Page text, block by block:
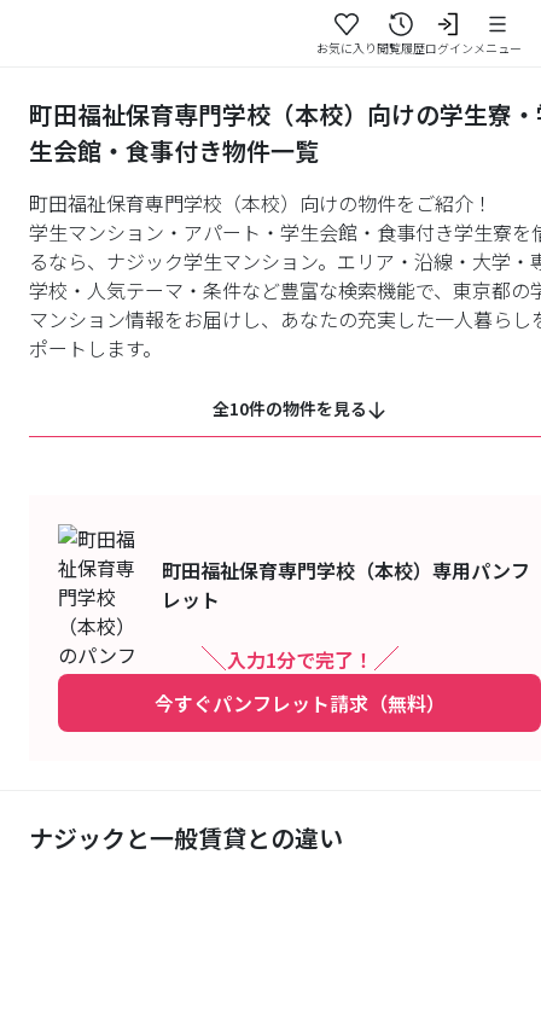
お気に入り閲覧履歴ログインメニュー
町田福祉保育専門学校（本校）向けの学生寮
生会館・食事付き物件一覧
町田福祉保育専門学校（本校）向けの物件をご紹介！
学生マンション・アパート・学生会館・食事付き学生寮を
るなら、ナジック学生マンション。エリア・沿線・大学・
学校・人気テーマ・条件など豊富な検索機能で、東京都の
マンション情報をお届けし、あなたの充実した一人暮らし
ポートします。
全10件の物件を見る
町田福祉保育専門学校（本校） 専用パンフ
レット
入力1分で完了！
今すぐパンフレット請求（無料）
ナジックと一般賃貸との違い